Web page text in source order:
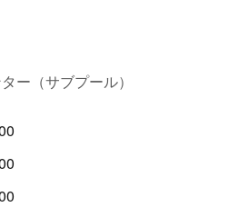
ー（サブプール）